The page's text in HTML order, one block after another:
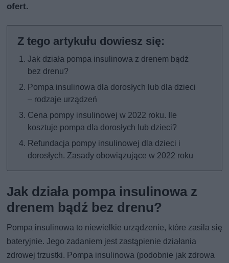
ofert.
Jak działa pompa insulinowa z drenem bądź
bez drenu?
Pompa insulinowa dla dorosłych lub dla dzieci
– rodzaje urządzeń
Cena pompy insulinowej w 2022 roku. Ile
kosztuje pompa dla dorosłych lub dzieci?
Refundacja pompy insulinowej dla dzieci i
dorosłych. Zasady obowiązujące w 2022 roku
Jak działa pompa insulinowa z
drenem bądź bez drenu?
Pompa insulinowa to niewielkie urządzenie, które zasila się
bateryjnie. Jego zadaniem jest zastąpienie działania
zdrowej trzustki. Pompa insulinowa (podobnie jak zdrowa